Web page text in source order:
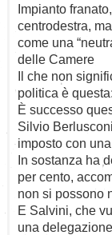
Impianto
centrodestra,
come una
delle Camere
Il che non
politica è
È successo
Silvio
imposto con
In sostanza ha
per cento,
non si possono
E Salvini, che
una